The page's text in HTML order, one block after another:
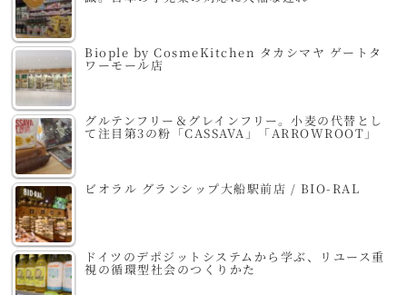
Biople by CosmeKitchen タカシマヤ ゲートタ
ワーモール店
グルテンフリー＆グレインフリー。小麦の代替とし
て注目第3の粉「CASSAVA」「ARROWROOT」
ビオラル グランシップ大船駅前店 / BIO-RAL
ドイツのデポジットシステムから学ぶ、リユース重
視の循環型社会のつくりかた